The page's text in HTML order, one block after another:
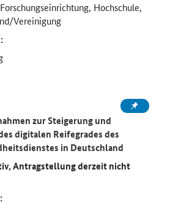
Hochschule,
Vereinigung
zur Steigerung und
digitalen Reifegrades des
in Deutschland
Antragstellung derzeit nicht